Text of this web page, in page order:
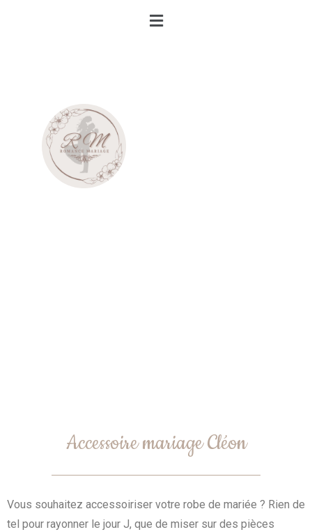
Accessoire mariage Cléon
Vous souhaitez accessoiriser votre robe de mariée ? Rien de
tel pour rayonner le jour J, que de miser sur des pièces